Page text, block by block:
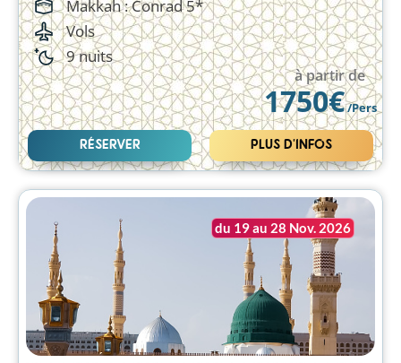
Makkah :Conrad 5*
Vols
9 nuits
à partir de
1750€/Pers
RÉSERVER PLUS D'INFOS
du 19 au 28 Nov. 2026